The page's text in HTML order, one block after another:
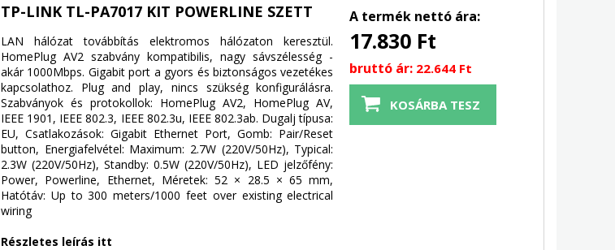
TP-LINK TL-PA7017 KIT POWERLINE SZETT
LAN hálózat továbbítás elektromos hálózaton keresztül.
HomePlug AV2 szabvány kompatibilis, nagy sávszélesség -
akár 1000Mbps. Gigabit port a gyors és biztonságos vezetékes
kapcsolathoz. Plug and play, nincs szükség konfigurálásra.
Szabványok és protokollok: HomePlug AV2, HomePlug AV,
IEEE 1901, IEEE 802.3, IEEE 802.3u, IEEE 802.3ab. Dugalj típusa:
EU, Csatlakozások: Gigabit Ethernet Port, Gomb: Pair/Reset
button, Energiafelvétel: Maximum: 2.7W (220V/50Hz), Typical:
2.3W (220V/50Hz), Standby: 0.5W (220V/50Hz), LED jelzőfény:
Power, Powerline, Ethernet, Méretek: 52 × 28.5 × 65 mm,
Hatótáv: Up to 300 meters/1000 feet over existing electrical
wiring
Részletes leírás itt
A termék nettó ára:
17.830 Ft
bruttó ár: 22.644 Ft